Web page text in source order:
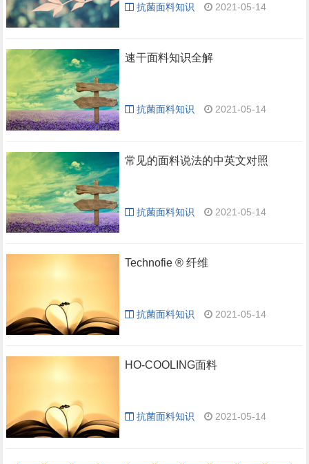
抗菌面料知识 2021-05-14
速干面料知识全解
抗菌面料知识 2021-05-14
常见的面料说法的中英文对照
抗菌面料知识 2021-05-14
Technofie ® 纤维
抗菌面料知识 2021-05-14
HO-COOLING面料
抗菌面料知识 2021-05-14